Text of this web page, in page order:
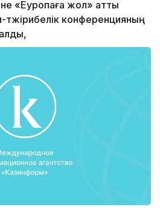
«Еуропаға жол» атты
конференцияның